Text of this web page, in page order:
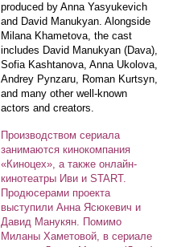
produced by Anna Yasyukevich
and David Manukyan. Alongside
Milana Khametova, the cast
includes David Manukyan (Dava),
Sofia Kashtanova, Anna Ukolova,
Andrey Pynzaru, Roman Kurtsyn,
and many other well-known
actors and creators.
Производством сериала
занимаются кинокомпания
«Киноцех», а также онлайн-
кинотеатры Иви и START.
Продюсерами проекта
выступили Анна Ясюкевич и
Давид Манукян. Помимо
Миланы Хаметовой, в сериале